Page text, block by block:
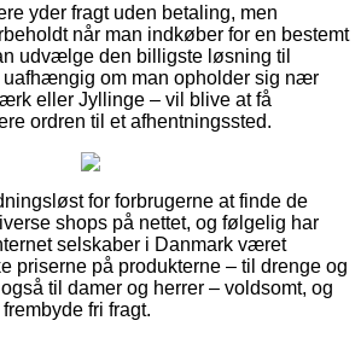
yder fragt uden betaling, men
når man indkøber for en bestemt
udvælge den billigste løsning til
uafhængig om man opholder sig nær
eller Jyllinge – vil blive at få
ordren til et afhentningssted.
for forbrugerne at finde de
shops på nettet, og følgelig har
selskaber i Danmark været
priserne på produkterne – til drenge og
til damer og herrer – voldsomt, og
fri fragt.